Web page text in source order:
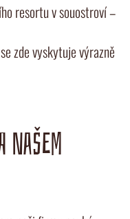
resortu v souostroví –
zde vyskytuje výrazně
NAŠEM